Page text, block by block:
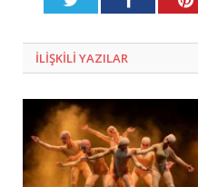
ILIŞKILI YAZILAR